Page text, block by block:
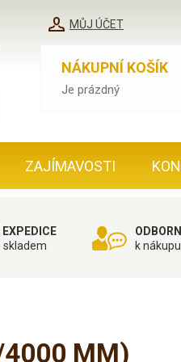
MŮJ ÚČET
NÁKUPNÍ KOŠÍK
Je prázdný
ZAJÍMAVOSTI
skladem
k nákupu
MM)